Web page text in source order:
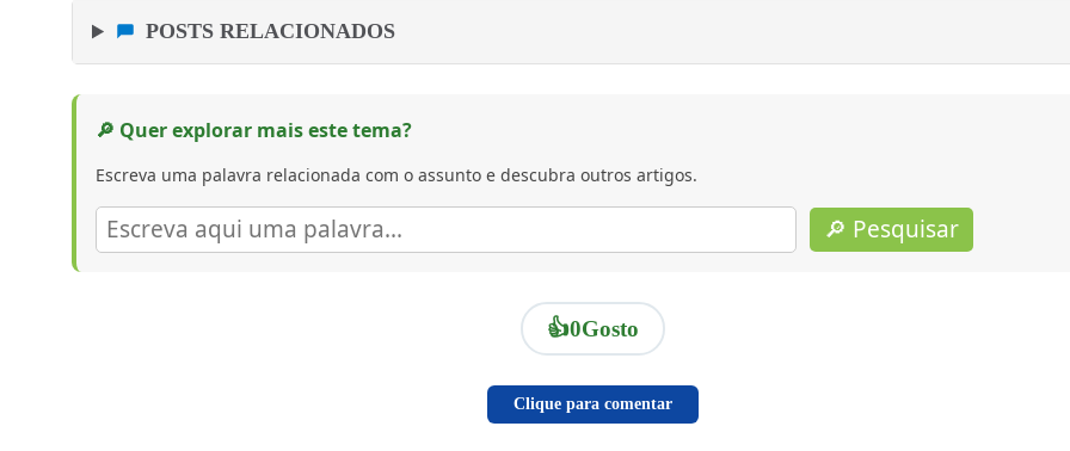
POSTS RELACIONADOS
🔎 Quer explorar mais este tema?
Escreva uma palavra relacionada com o assunto e descubra outros artigos.
🔎 Pesquisar
👍0Gosto
Clique para comentar